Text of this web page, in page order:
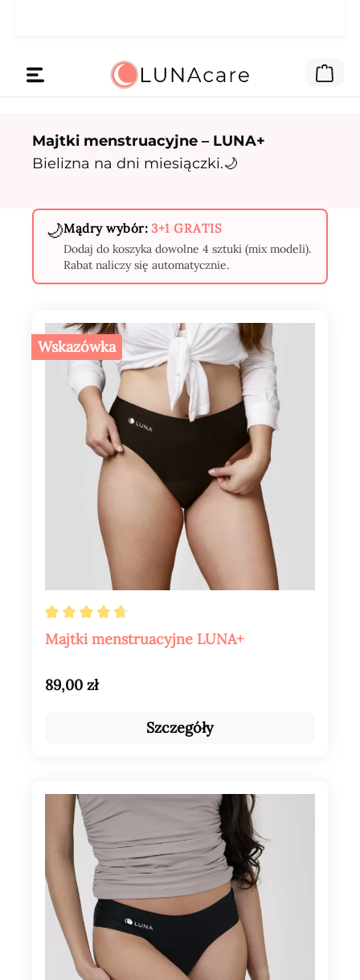
Majtki menstruacyjne – LUNA+
Bielizna na dni miesiączki.🌙
🌙Mądry wybór: 3+1 GRATIS
Dodaj do koszyka dowolne 4 sztuki (mix modeli).
Rabat naliczy się automatycznie.
Wskazówka
Średnia ocena 4.8 z 5 gwiazdek
Majtki menstruacyjne LUNA+
Cena regularna:
89,00 zł
Szczegóły